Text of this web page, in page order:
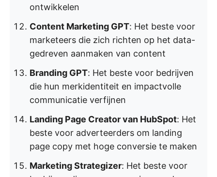
ontwikkelen
Content Marketing GPT: Het beste voor
marketeers die zich richten op het data-
gedreven aanmaken van content
Branding GPT: Het beste voor bedrijven
die hun merkidentiteit en impactvolle
communicatie verfijnen
Landing Page Creator van HubSpot: Het
beste voor adverteerders om landing
page copy met hoge conversie te maken
Marketing Strategizer: Het beste voor